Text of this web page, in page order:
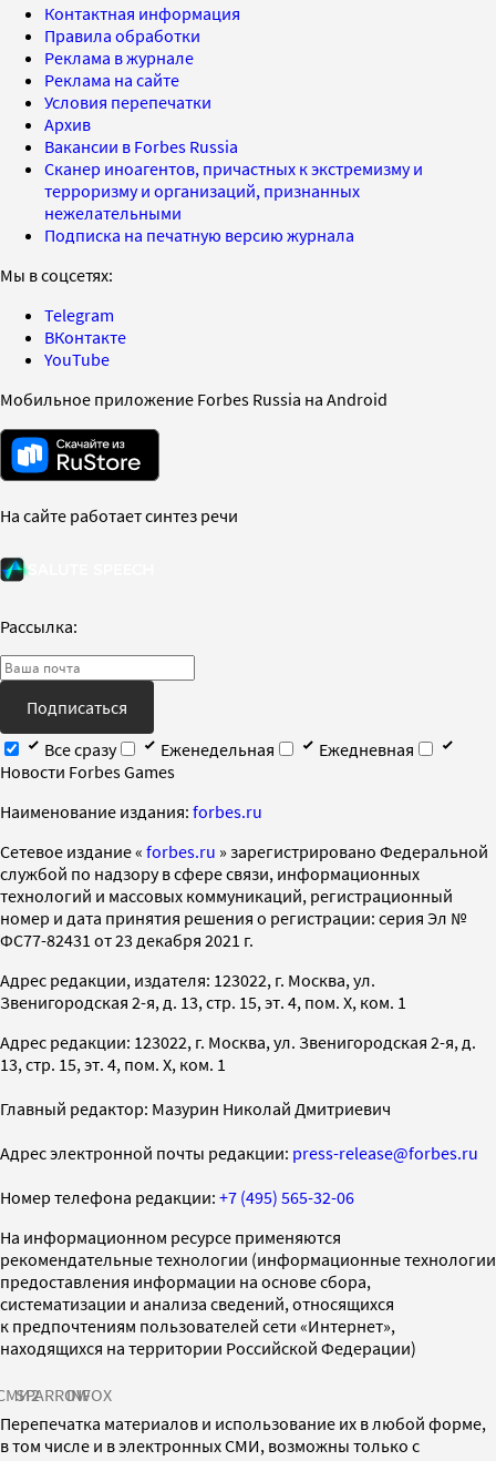
Контактная информация
Правила обработки
Реклама в журнале
Реклама на сайте
Условия перепечатки
Архив
Вакансии в Forbes Russia
Сканер иноагентов, причастных к экстремизму и
терроризму и организаций, признанных
нежелательными
Подписка на печатную версию журнала
Мы в соцсетях:
Telegram
ВКонтакте
YouTube
Мобильное приложение Forbes Russia на Android
На сайте работает синтез речи
Рассылка:
Подписаться
Все сразу
Еженедельная
Ежедневная
Новости Forbes Games
Наименование издания: forbes.ru
Cетевое издание « forbes.ru » зарегистрировано Федеральной
службой по надзору в сфере связи, информационных
технологий и массовых коммуникаций, регистрационный
номер и дата принятия решения о регистрации: серия Эл №
ФС77-82431 от 23 декабря 2021 г.
Адрес редакции, издателя: 123022, г. Москва, ул.
Звенигородская 2-я, д. 13, стр. 15, эт. 4, пом. X, ком. 1
Адрес редакции: 123022, г. Москва, ул. Звенигородская 2-я, д.
13, стр. 15, эт. 4, пом. X, ком. 1
Главный редактор: Мазурин Николай Дмитриевич
Адрес электронной почты редакции: press-release@forbes.ru
Номер телефона редакции: +7 (495) 565-32-06
На информационном ресурсе применяются
рекомендательные технологии (информационные технологии
предоставления информации на основе сбора,
систематизации и анализа сведений, относящихся
к предпочтениям пользователей сети «Интернет»,
находящихся на территории Российской Федерации)
SPARROWINFOX
Перепечатка материалов и использование их в любой форме,
в том числе и в электронных СМИ, возможны только с